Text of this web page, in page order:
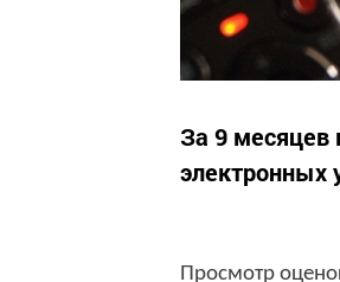
За 9 месяцев
электронных
Просмотр